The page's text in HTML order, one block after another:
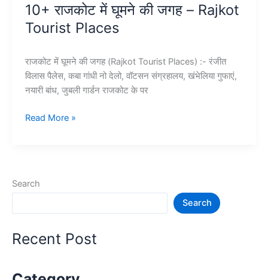
10+ राजकोट में घूमने की जगह – Rajkot
Tourist Places
राजकोट में घूमने की जगह (Rajkot Tourist Places) :- रंजीत
विलास पैलेस, कबा गांधी नो देलो, वॉटसन संग्रहालय, खंभेलिया गुफाएं,
नयारी बांध, जुबली गार्डन राजकोट के पर
10+
जगह
Places
Read More »
Search
Search
Recent Post